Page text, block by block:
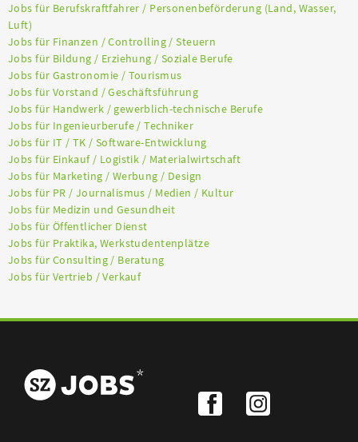
Jobs für Berufskraftfahrer / Personenbeförderung (Land, Wasser,
Luft)
Jobs für Finanzen / Controlling / Steuern
Jobs für Bildung / Erziehung / Soziale Berufe
Jobs für Gastronomie / Tourismus
Jobs für Vorstand / Geschäftsführung
Jobs für Handwerk / gewerblich-technische Berufe
Jobs für Ingenieurberufe / Techniker
Jobs für IT / TK / Software-Entwicklung
Jobs für Einkauf / Logistik / Materialwirtschaft
Jobs für Marketing / Werbung / Design
Jobs für PR / Journalismus / Medien / Kultur
Jobs für Medizin und Gesundheit
Jobs für Öffentlicher Dienst
Jobs für Praktika, Werkstudentenplätze
Jobs für Consulting / Beratung
Jobs für Vertrieb / Verkauf